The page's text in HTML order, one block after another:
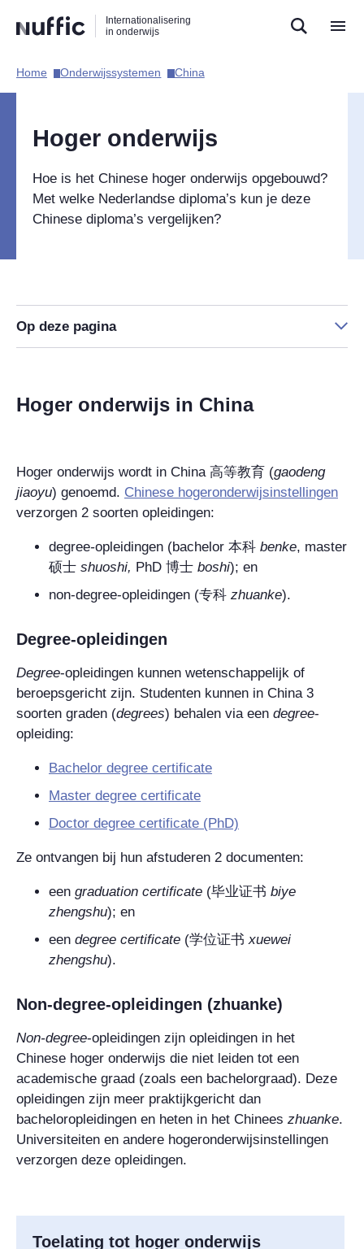
naar
zoekfunctie
naar
hoofdnavigatie
naar
inhoud
Internationalisering
in onderwijs
Hoofdnavigatie
Home​ Onderwijssystemen​ China​
Hoger onderwijs
Hoe is het Chinese hoger onderwijs opgebouwd?
Met welke Nederlandse diploma’s kun je deze
Chinese diploma’s vergelijken?
Op deze pagina
Hoger onderwijs in China
Hoger onderwijs wordt in China 高等教育 (gaodeng
jiaoyu) genoemd. Chinese hogeronderwijsinstellingen
verzorgen 2 soorten opleidingen:
degree-opleidingen (bachelor 本科 benke, master
硕士 shuoshi, PhD 博士 boshi); en
non-degree-opleidingen (专科 zhuanke).
Degree-opleidingen
Degree-opleidingen kunnen wetenschappelijk of
beroepsgericht zijn. Studenten kunnen in China 3
soorten graden (degrees) behalen via een degree-
opleiding:
Bachelor degree certificate
Master degree certificate
Doctor degree certificate (PhD)
Ze ontvangen bij hun afstuderen 2 documenten:
een graduation certificate (毕业证书 biye
zhengshu); en
een degree certificate (学位证书xuewei
zhengshu).
Non-degree-opleidingen (zhuanke)
Non-degree-opleidingen zijn opleidingen in het
Chinese hoger onderwijs die niet leiden tot een
academische graad (zoals een bachelorgraad). Deze
opleidingen zijn meer praktijkgericht dan
bacheloropleidingen en heten in het Chinees zhuanke.
Universiteiten en andere hogeronderwijsinstellingen
verzorgen deze opleidingen.
Toelating tot hoger onderwijs